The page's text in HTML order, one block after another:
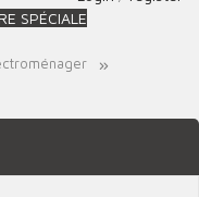
SPÉCIALE